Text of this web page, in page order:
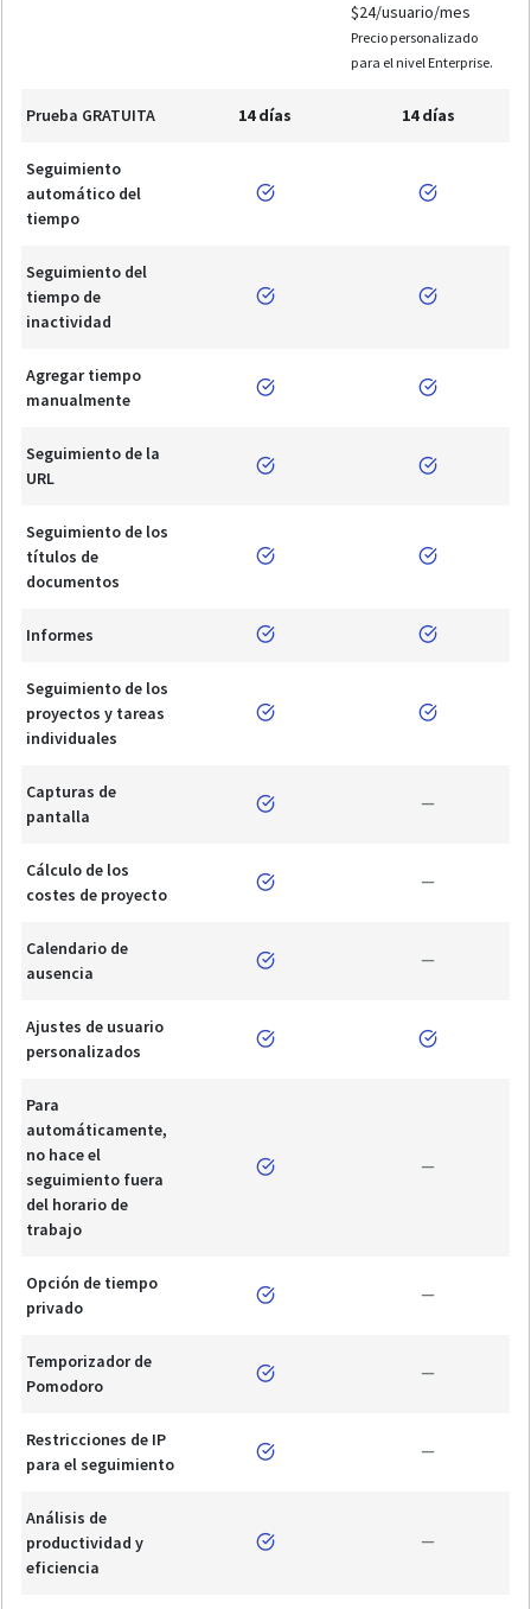
$24/usuario/mes
Precio personalizado
para el nivel Enterprise.
Prueba GRATUITA 14 días 14 días
Seguimiento
automático del
tiempo
Seguimiento del
tiempo de
inactividad
Agregar tiempo
manualmente
Seguimiento de la
URL
Seguimiento de los
títulos de
documentos
Informes
Seguimiento de los
proyectos y tareas
individuales
Capturas de
pantalla
Cálculo de los
costes de proyecto
Calendario de
ausencia
Ajustes de usuario
personalizados
Para
automáticamente,
no hace el
seguimiento fuera
del horario de
trabajo
Opción de tiempo
privado
Temporizador de
Pomodoro
Restricciones de IP
para el seguimiento
Análisis de
productividad y
eficiencia